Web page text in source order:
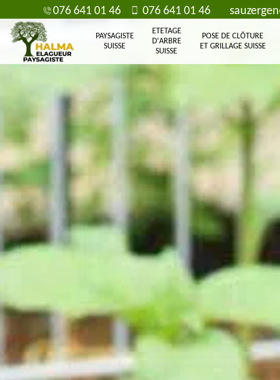
076 641 01 46 076 641 01 46
PAYSAGISTE
SUISSE
ETETAGE
D'ARBRE
SUISSE
POSE DE CLÔTURE
ET GRILLAGE SUISSE